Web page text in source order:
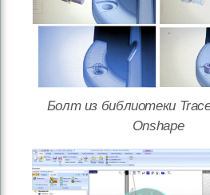
Болт из библиотеки
Onshape